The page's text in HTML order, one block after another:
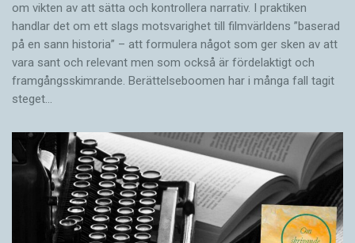
om vikten av att sätta och kontrollera narrativ. I praktiken
handlar det om ett slags motsvarighet till filmvärldens ”baserad
på en sann historia” – att formulera något som ger sken av att
vara sant och ­relevant men som också är fördelaktigt och
framgångsskimrande. Berättelseboomen har i många fall tagit
steget…